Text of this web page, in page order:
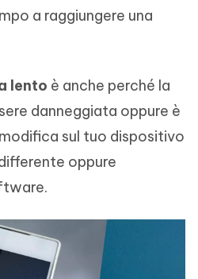
a raggiungere una
lento è anche perché la
danneggiata oppure è
sul tuo dispositivo
oppure